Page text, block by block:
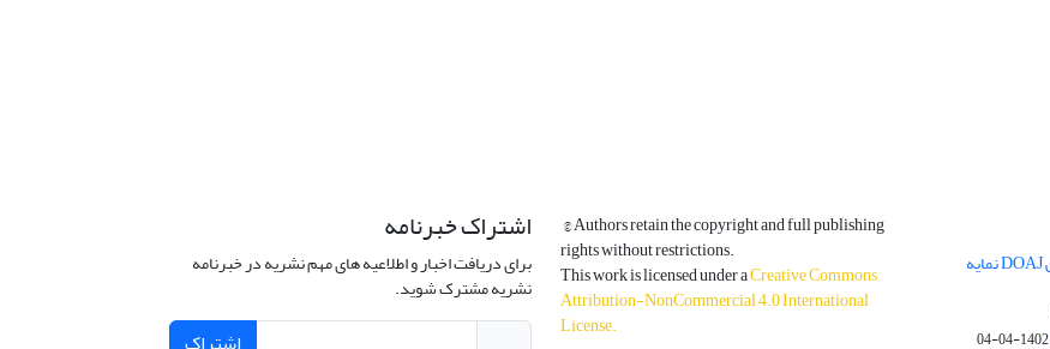
مجله فیزیک زمین و فضا در پایگاه بین المللی DOAJ نمایه
1402-04-04
© Authors retain the copyright and full publishing
rights without restrictions.
This work is licensed under aCreative Commons
Attribution-NonCommercial 4.0 International
License.
اشتراک خبرنامه
برای دریافت اخبار و اطلاعیه های مهم نشریه در خبرنامه
نشریه مشترک شوید.